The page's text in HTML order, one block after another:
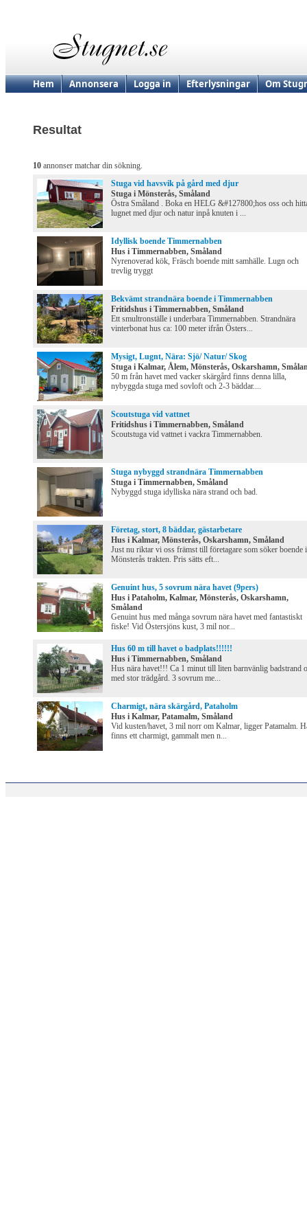
Hem Annonsera Logga in Efterlysningar Om
Resultat
10 annonser matchar din sökning.
Stuga vid havsvik på gård med djur
Stuga i Mönsterås, Småland
Östra Småland . Boka en HELG &#127800;hos oss och
lugnet med djur och natur inpå knuten i ...
Idyllisk boende Timmernabben
Hus i Timmernabben, Småland
Nyrenoverad kök, Fräsch boende mitt samhälle. Lugn och
trevlig tryggt
Bekvämt strandnära boende i Timmernabben
Fritidshus i Timmernabben, Småland
Ett smultronställe i underbara Timmernabben. Strandnära
vinterbonat hus ca: 100 meter ifrån Östers...
Mysigt, Lugnt, Nära: Sjö/ Natur/ Skog
Stuga i Kalmar, Ålem, Mönsterås, Oskarshamn,
50 m från havet med vacker skärgård finns denna lilla,
nybyggda stuga med sovloft och 2-3 bäddar....
Scoutstuga vid vattnet
Fritidshus i Timmernabben, Småland
Scoutstuga vid vattnet i vackra Timmernabben.
Stuga nybyggd strandnära Timmernabben
Stuga i Timmernabben, Småland
Nybyggd stuga idylliska nära strand och bad.
Företag, stort, 8 bäddar, gästarbetare
Hus i Kalmar, Mönsterås, Oskarshamn, Småland
Just nu riktar vi oss främst till företagare som söker boende i
Mönsterås trakten. Pris sätts eft...
Genuint hus, 5 sovrum nära havet (9pers)
Hus i Pataholm, Kalmar, Mönsterås, Oskarshamn,
Småland
Genuint hus med många sovrum nära havet med fantastiskt
fiske! Vid Östersjöns kust, 3 mil nor...
Hus 60 m till havet o badplats!!!!!!
Hus i Timmernabben, Småland
Hus nära havet!!! Ca 1 minut till liten barnvänlig badstrand
med stor trädgård. 3 sovrum me...
Charmigt, nära skärgård, Pataholm
Hus i Kalmar, Patamalm, Småland
Vid kusten/havet, 3 mil norr om Kalmar, ligger Patamalm.
finns ett charmigt, gammalt men n...